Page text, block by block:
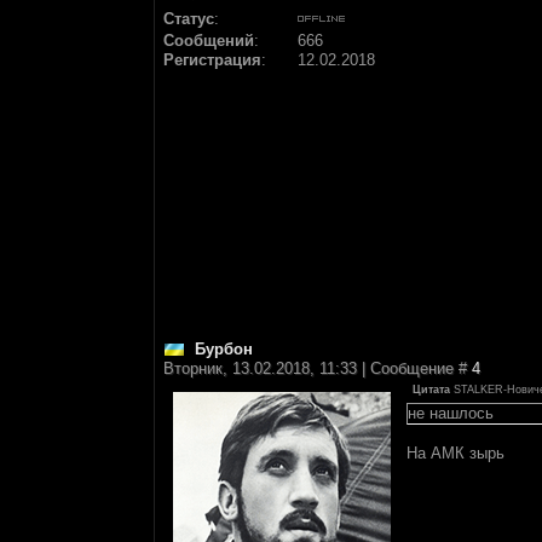
Статус:
Сообщений:
666
Регистрация: 12.02.2018
Бурбон
Вторник, 13.02.2018, 11:33 | Сообщение # 4
Цитата STALKER-
не нашлось
На АМК зырь